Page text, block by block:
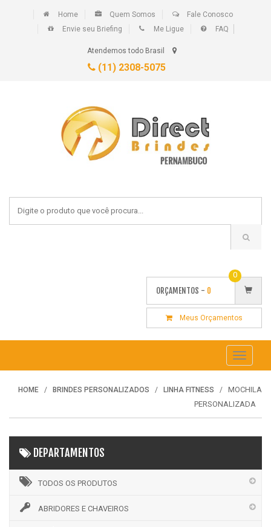
Home Quem Somos
Fale Conosco
Envie seu Briefing
Me Ligue FAQ
Atendemos todo Brasil
(11) 2308-5075
ORÇAMENTOS - 0
0
Meus Orçamentos
Toggle
HOME BRINDES PERSONALIZADOS LINHA FITNESS
MOCHILA
PERSONALIZADA
DEPARTAMENTOS
TODOS OS PRODUTOS
ABRIDORES E CHAVEIROS